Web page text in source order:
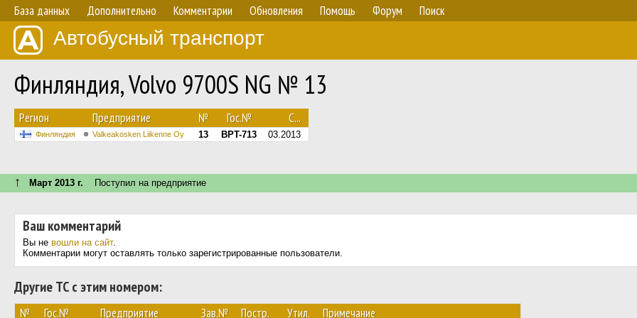
База данных Дополнительно Комментарии Обновления Помощь Форум Поиск
Автобусный транспорт
Финляндия, Volvo 9700S NG № 13
Регион Предприятие № Гос.№ С...
Финляндия Valkeakosken Liikenne Oy 13 BPT-713 03.2013
↑ Март 2013 г. Поступил на предприятие
Ваш комментарий
Вы не вошли на сайт.
Комментарии могут оставлять только зарегистрированные пользователи.
Другие ТС с этим номером:
№ Гос.№ Предприятие Зав.№ Постр. Утил. Примечание